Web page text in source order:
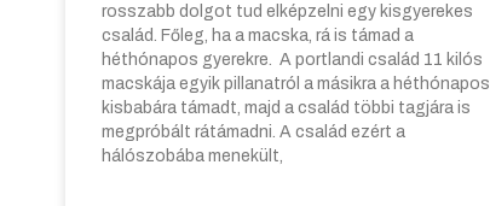
rosszabb dolgot tud elképzelni egy kisgyerekes
család. Főleg, ha a macska, rá is támad a
héthónapos gyerekre. A portlandi család 11 kilós
macskája egyik pillanatról a másikra a héthónapos
kisbabára támadt, majd a család többi tagjára is
megpróbált rátámadni. A család ezért a
hálószobába menekült,